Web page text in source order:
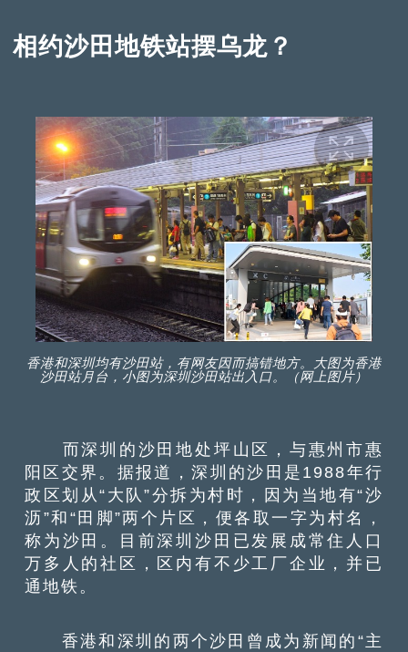
相约沙田地铁站摆乌龙？
香港和深圳均有沙田站，有网友因而搞错地方。大图为香港
沙田站月台，小图为深圳沙田站出入口。（网上图片）
而深圳的沙田地处坪山区，与惠州市惠
阳区交界。据报道，深圳的沙田是1988年行
政区划从“大队”分拆为村时，因为当地有“沙
沥”和“田脚”两个片区，便各取一字为村名，
称为沙田。目前深圳沙田已发展成常住人口
万多人的社区，区内有不少工厂企业，并已
通地铁。
香港和深圳的两个沙田曾成为新闻的“主